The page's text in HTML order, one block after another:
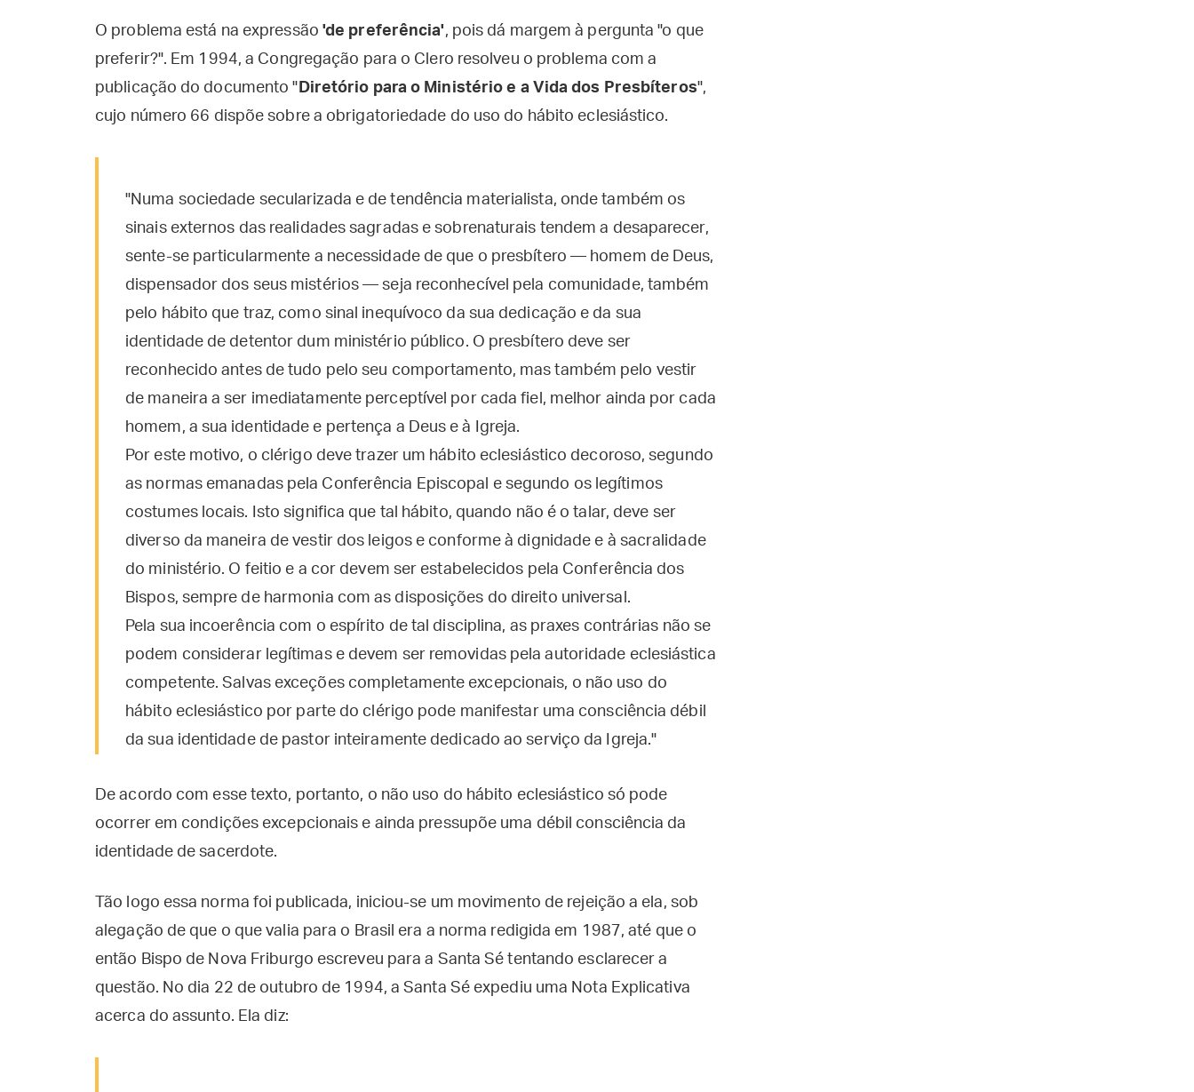
O problema está na expressão 'de preferência', pois dá margem à pergunta "o que
preferir?". Em 1994, a Congregação para o Clero resolveu o problema com a
publicação do documento " Diretório para o Ministério e a Vida dos Presbíteros",
cujo número 66 dispõe sobre a obrigatoriedade do uso do hábito eclesiástico.
"Numa sociedade secularizada e de tendência materialista, onde também os
sinais externos das realidades sagradas e sobrenaturais tendem a desaparecer,
sente-se particularmente a necessidade de que o presbítero — homem de Deus,
dispensador dos seus mistérios — seja reconhecível pela comunidade, também
pelo hábito que traz, como sinal inequívoco da sua dedicação e da sua
identidade de detentor dum ministério público. O presbítero deve ser
reconhecido antes de tudo pelo seu comportamento, mas também pelo vestir
de maneira a ser imediatamente perceptível por cada fiel, melhor ainda por cada
homem, a sua identidade e pertença a Deus e à Igreja.
Por este motivo, o clérigo deve trazer um hábito eclesiástico decoroso, segundo
as normas emanadas pela Conferência Episcopal e segundo os legítimos
costumes locais. Isto significa que tal hábito, quando não é o talar, deve ser
diverso da maneira de vestir dos leigos e conforme à dignidade e à sacralidade
do ministério. O feitio e a cor devem ser estabelecidos pela Conferência dos
Bispos, sempre de harmonia com as disposições do direito universal.
Pela sua incoerência com o espírito de tal disciplina, as praxes contrárias não se
podem considerar legítimas e devem ser removidas pela autoridade eclesiástica
competente. Salvas exceções completamente excepcionais, o não uso do
hábito eclesiástico por parte do clérigo pode manifestar uma consciência débil
da sua identidade de pastor inteiramente dedicado ao serviço da Igreja."
De acordo com esse texto, portanto, o não uso do hábito eclesiástico só pode
ocorrer em condições excepcionais e ainda pressupõe uma débil consciência da
identidade de sacerdote.
Tão logo essa norma foi publicada, iniciou-se um movimento de rejeição a ela, sob
alegação de que o que valia para o Brasil era a norma redigida em 1987, até que o
então Bispo de Nova Friburgo escreveu para a Santa Sé tentando esclarecer a
questão. No dia 22 de outubro de 1994, a Santa Sé expediu uma Nota Explicativa
acerca do assunto. Ela diz: